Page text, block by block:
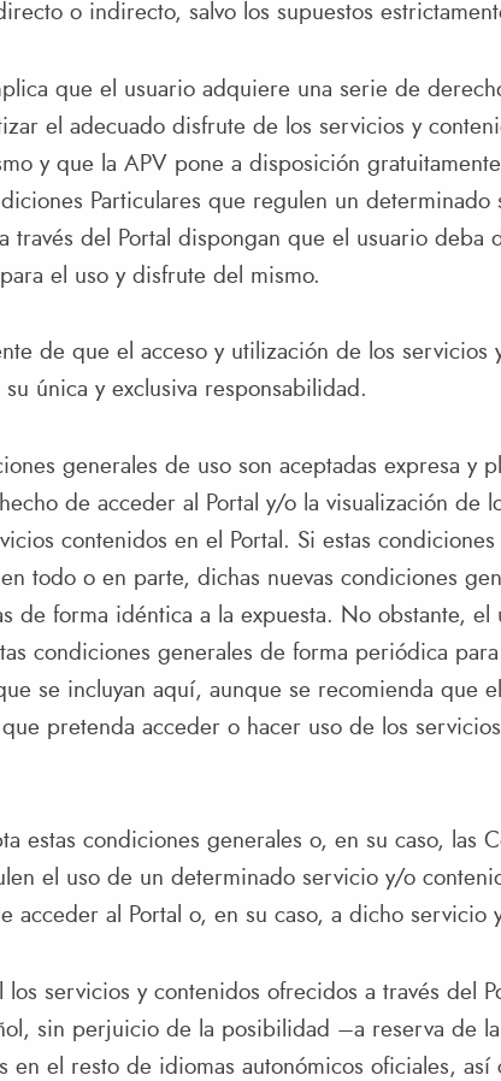
o indirecto, salvo los supuestos
que el usuario adquiere una serie de
el adecuado disfrute de los servicios y
y que la APV pone a disposición
Particulares que regulen un determinado
través del Portal dispongan que el usuario deba
el uso y disfrute del mismo.
de que el acceso y utilización de los servicios
su única y exclusiva responsabilidad.
generales de uso son aceptadas expresa y
de acceder al Portal y/o la visualización de
contenidos en el Portal. Si estas
todo o en parte, dichas nuevas condiciones
de forma idéntica a la expuesta. No obstante, el
condiciones generales de forma periódica
se incluyan aquí, aunque se recomienda que
que pretenda acceder o hacer uso de los
estas condiciones generales o, en su caso, las
el uso de un determinado servicio y/o
acceder al Portal o, en su caso, a dicho servicio
servicios y contenidos ofrecidos a través del
sin perjuicio de la posibilidad –a reserva de
en el resto de idiomas autonómicos oficiales, así